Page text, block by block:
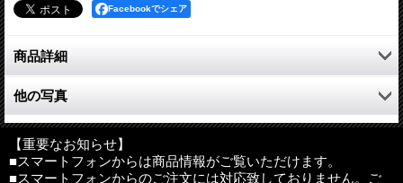
Facebookでシェア
商品詳細
手作りのロザリオ入れ。大切なロザリオをやさしく守ります。
絵柄の刺繍はおまかせとなります。
サイズ：約7×7.8cm
材質：フェルト
他の写真
【重要なお知らせ】
■スマートフォンからは商品情報がご覧いただけます。
■スマートフォンからのご注文には対応致しておりません。ご